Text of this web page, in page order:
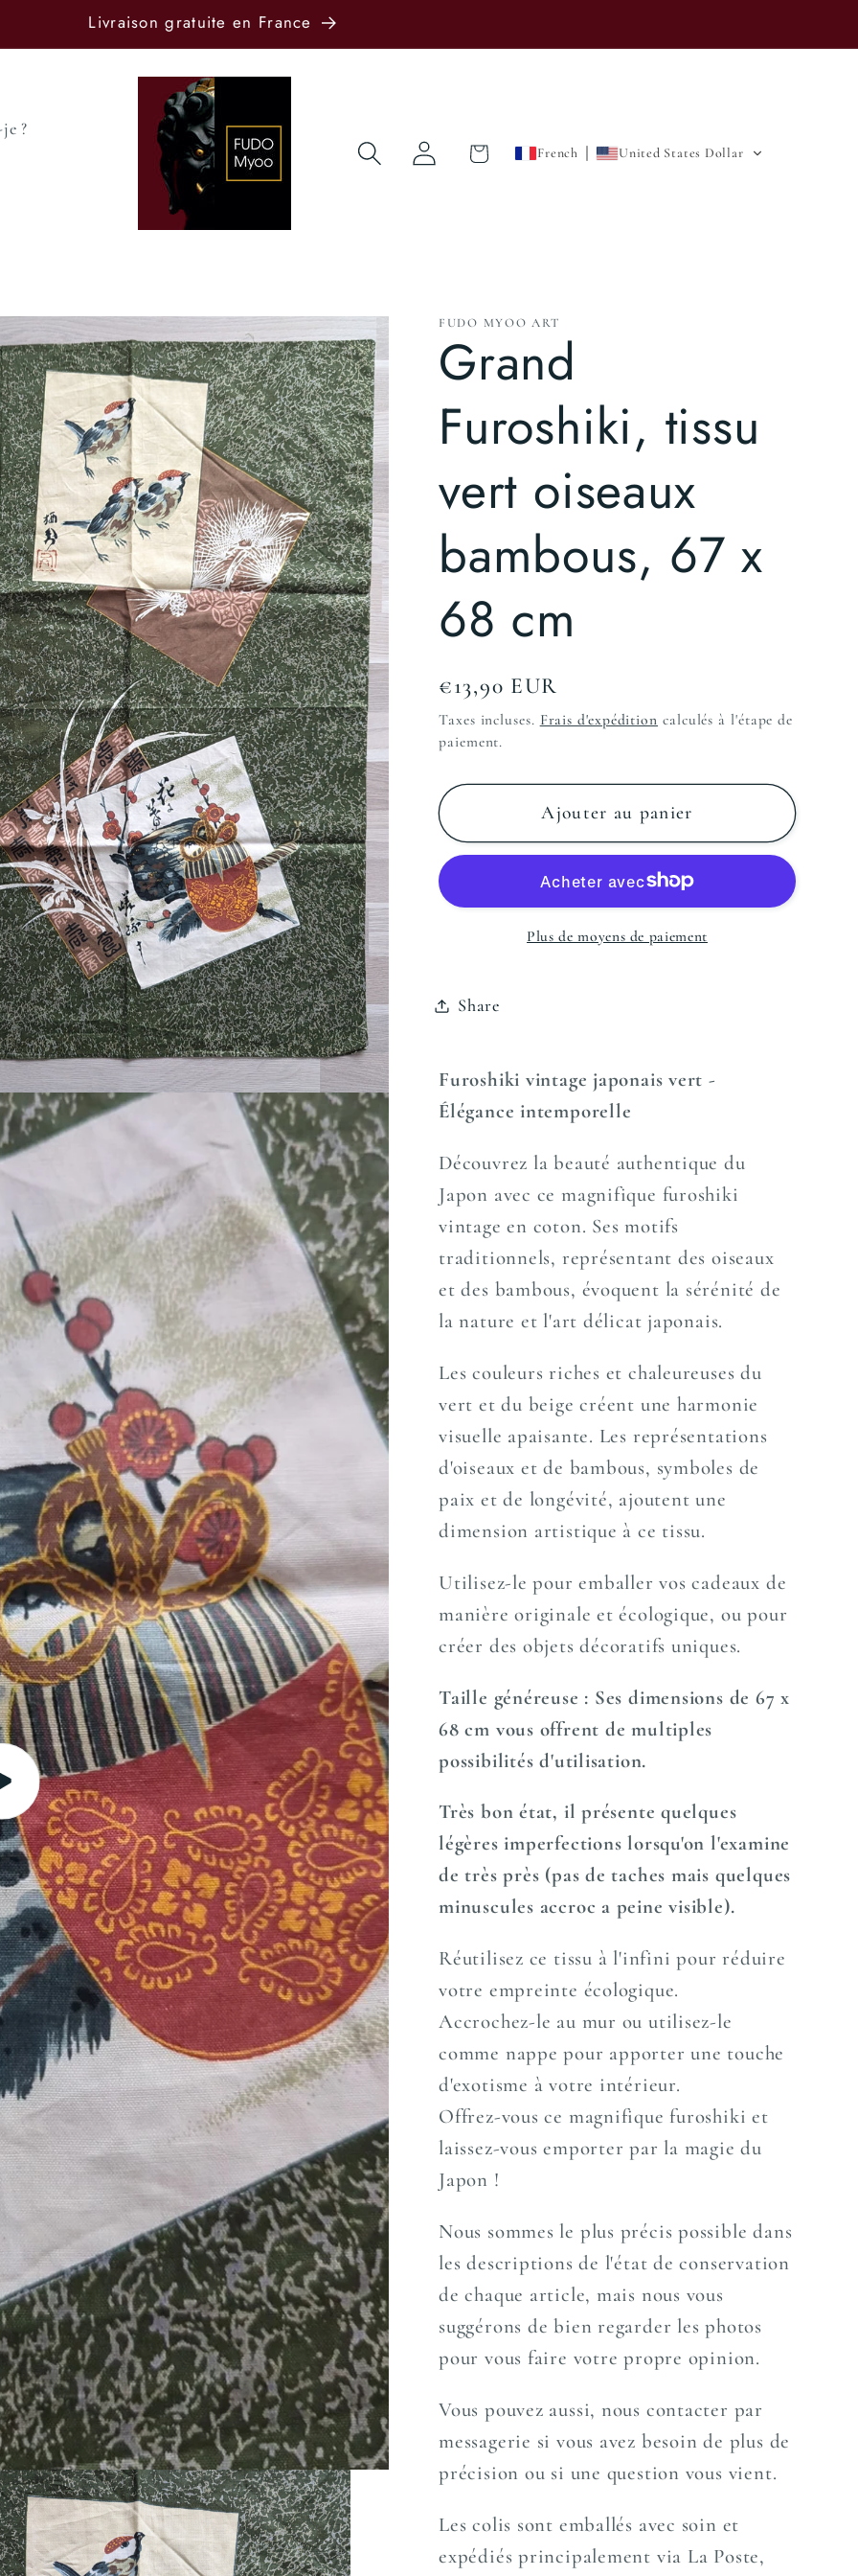
Livraison gratuite en France
?
Connexion Panier French United States Dollar
Lire
vidéo
FUDO MYOO ART
Grand
Furoshiki, tissu
vert oiseaux
bambous, 67 x
68 cm
Prix
habituel
€13,90 EUR
Taxes incluses. Frais d'expédition calculés à l'étape de
paiement.
Ajouter au panier
Plus de moyens de paiement
Share
Furoshiki vintage japonais vert -
Élégance intemporelle
Découvrez la beauté authentique du
Japon avec ce magnifique furoshiki
vintage en coton. Ses motifs
traditionnels, représentant des oiseaux
et des bambous, évoquent la sérénité de
la nature et l'art délicat japonais.
Les couleurs riches et chaleureuses du
vert et du beige créent une harmonie
visuelle apaisante. Les représentations
d'oiseaux et de bambous, symboles de
paix et de longévité, ajoutent une
dimension artistique à ce tissu.
Utilisez-le pour emballer vos cadeaux de
manière originale et écologique, ou pour
créer des objets décoratifs uniques.
Taille généreuse : Ses dimensions de 67 x
68 cm vous offrent de multiples
possibilités d'utilisation.
Très bon état, il présente quelques
légères imperfections lorsqu'on l'examine
de très près (pas de taches mais quelques
minuscules accroc a peine visible).
Réutilisez ce tissu à l'infini pour réduire
votre empreinte écologique.
Accrochez-le au mur ou utilisez-le
comme nappe pour apporter une touche
d'exotisme à votre intérieur.
Offrez-vous ce magnifique furoshiki et
laissez-vous emporter par la magie du
Japon !
Nous sommes le plus précis possible dans
les descriptions de l'état de conservation
de chaque article, mais nous vous
suggérons de bien regarder les photos
pour vous faire votre propre opinion.
Vous pouvez aussi, nous contacter par
messagerie si vous avez besoin de plus de
précision ou si une question vous vient.
Les colis sont emballés avec soin et
expédiés principalement via La Poste,